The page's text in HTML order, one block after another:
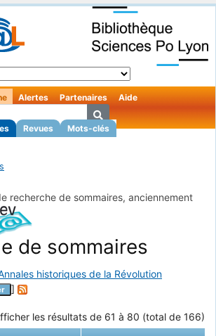
Revues Mots-clés
Alertes Partenaires Aide
recherche de sommaires, anciennement
de sommaires
historiques de la Révolution
]
les résultats de 61 à 80 (total de 166)